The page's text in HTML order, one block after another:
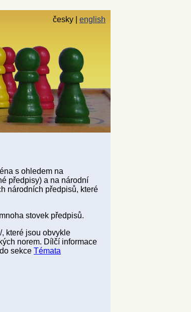
česky english
s ohledem na
předpisy) a na národní
národních předpisů, které
stovek předpisů.
které jsou obvykle
norem. Dílčí informace
sekce Témata